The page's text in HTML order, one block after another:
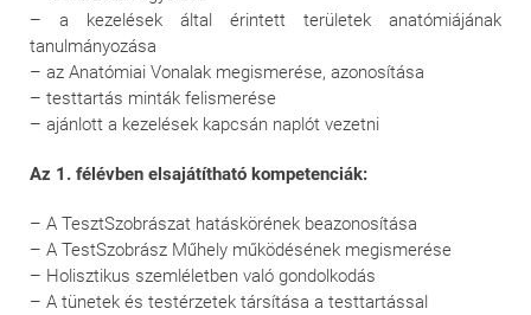
– a kezelések által érintett területek anatómiájának
tanulmányozása
– az Anatómiai Vonalak megismerése, azonosítása
– testtartás minták felismerése
– ajánlott a kezelések kapcsán naplót vezetni
Az 1. félévben elsajátítható kompetenciák:
– A TesztSzobrászat hatáskörének beazonosítása
– A TestSzobrász Műhely működésének megismerése
– Holisztikus szemléletben való gondolkodás
– A tünetek és testérzetek társítása a testtartással